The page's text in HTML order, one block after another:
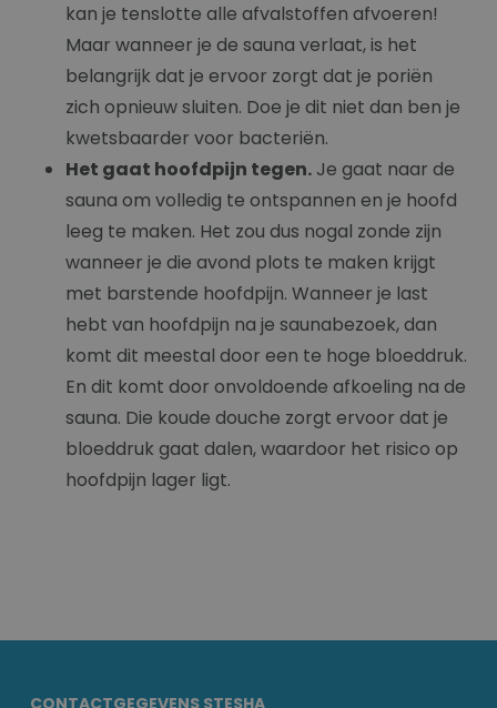
kan je tenslotte alle afvalstoffen afvoeren!
Maar wanneer je de sauna verlaat, is het
belangrijk dat je ervoor zorgt dat je poriën
zich opnieuw sluiten. Doe je dit niet dan ben je
kwetsbaarder voor bacteriën.
Het gaat hoofdpijn tegen. Je gaat naar de
sauna om volledig te ontspannen en je hoofd
leeg te maken. Het zou dus nogal zonde zijn
wanneer je die avond plots te maken krijgt
met barstende hoofdpijn. Wanneer je last
hebt van hoofdpijn na je saunabezoek, dan
komt dit meestal door een te hoge bloeddruk.
En dit komt door onvoldoende afkoeling na de
sauna. Die koude douche zorgt ervoor dat je
bloeddruk gaat dalen, waardoor het risico op
hoofdpijn lager ligt.